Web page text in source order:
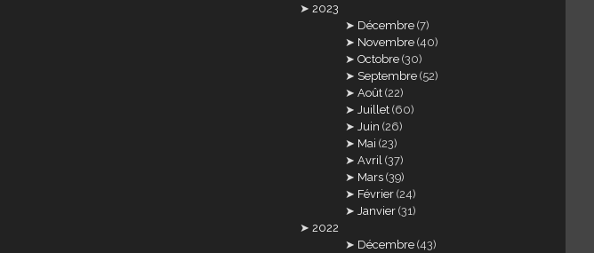
2023
Décembre (7)
Novembre (40)
Octobre (30)
Septembre (52)
Août (22)
Juillet (60)
Juin (26)
Mai (23)
Avril (37)
Mars (39)
Février (24)
Janvier (31)
2022
Décembre (43)